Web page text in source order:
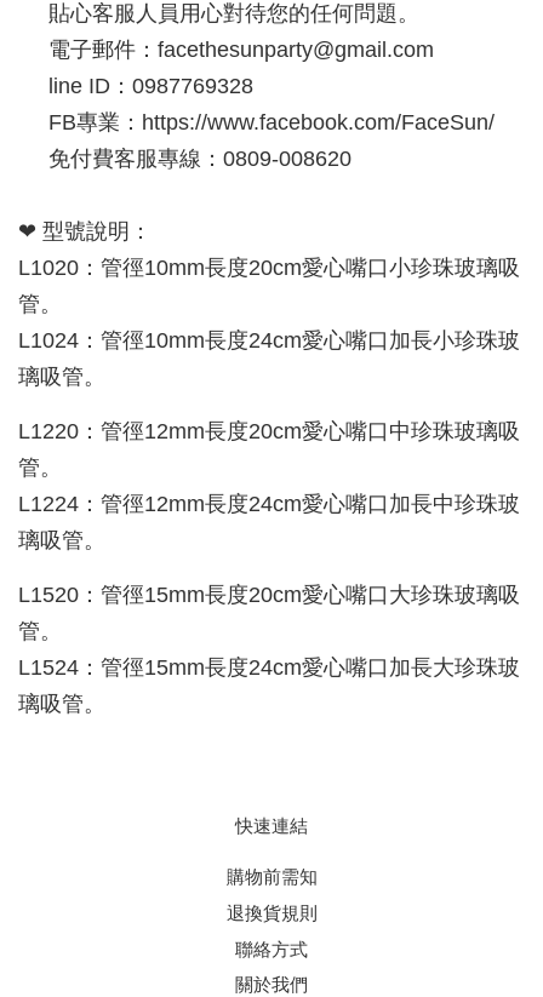
貼心客服人員用心對待您的任何問題。
電子郵件：facethesunparty@gmail.com
line ID：0987769328
FB專業：https://www.facebook.com/FaceSun/
免付費客服專線：0809-008620
❤ 型號說明：
L1020：管徑10mm長度20cm愛心嘴口小珍珠玻璃吸
管。
L1024：管徑10mm長度24cm愛心嘴口加長小珍珠玻
璃吸管。
L1220：管徑12mm長度20cm愛心嘴口中珍珠玻璃吸
管。
L1224：管徑12mm長度24cm愛心嘴口加長中珍珠玻
璃吸管。
L1520：管徑15mm長度20cm愛心嘴口大珍珠玻璃吸
管。
L1524：管徑15mm長度24cm愛心嘴口加長大珍珠玻
璃吸管。
快速連結
購物前需知
退換貨規則
聯絡方式
關於我們